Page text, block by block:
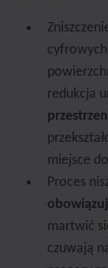
redukcja
miejsce
Proces
martwić
czuwają